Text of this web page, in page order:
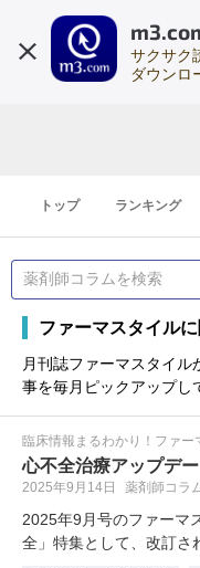
サクサク
ダウンロ
トップ ランキング
ファーマスタイル
月刊誌ファーマスタイ
事を毎月ピックアップし
臨床情報まるわかり！ファー
心不全治療アップデ
2025年9月14日 薬剤師コラ
2025年9月号のファーマ
全」特集として、改訂さ